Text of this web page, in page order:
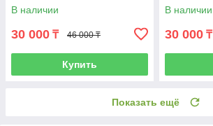
В наличии
30 000 ₸ 46 000 ₸
Купить
В наличии
30 000 ₸
Показать ещё